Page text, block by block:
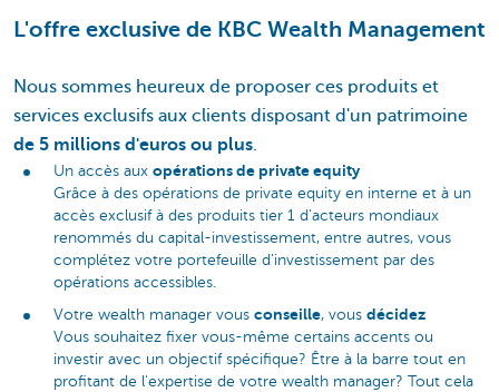
L'offre exclusive de KBC Wealth Management
Nous sommes heureux de proposer ces produits et
services exclusifs aux clients disposant d'un patrimoine
de 5 millions d'euros ou plus.
Un accès aux opérations de private equity
Grâce à des opérations de private equity en interne et à un
accès exclusif à des produits tier 1 d’acteurs mondiaux
renommés du capital-investissement, entre autres, vous
complétez votre portefeuille d'investissement par des
opérations accessibles.
Votre wealth manager vous conseille, vous décidez
Vous souhaitez fixer vous-même certains accents ou
investir avec un objectif spécifique? Être à la barre tout en
profitant de l'expertise de votre wealth manager? Tout cela